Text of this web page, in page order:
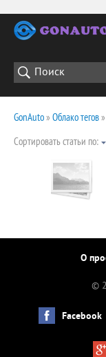
GonAuto» Облако тегов
Сортировать статьи по:
О
©
Facebook